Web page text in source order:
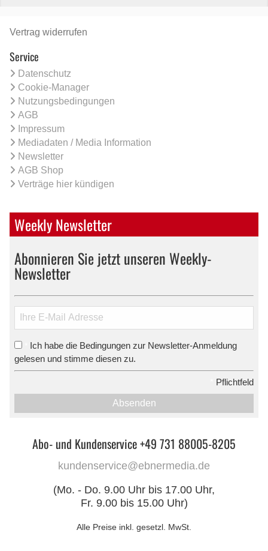
Vertrag widerrufen
Service
Datenschutz
Cookie-Manager
Nutzungsbedingungen
AGB
Impressum
Mediadaten / Media Information
Newsletter
AGB Shop
Verträge hier kündigen
Weekly Newsletter
Abonnieren Sie jetzt unseren Weekly-
Newsletter
Ich habe die Bedingungen zur Newsletter-Anmeldung
gelesen und stimme diesen zu.
Pflichtfeld
Absenden
Abo- und Kundenservice +49 731 88005-8205
kundenservice@ebnermedia.de
(Mo. - Do. 9.00 Uhr bis 17.00 Uhr,
Fr. 9.00 bis 15.00 Uhr)
Alle Preise inkl. gesetzl. MwSt.